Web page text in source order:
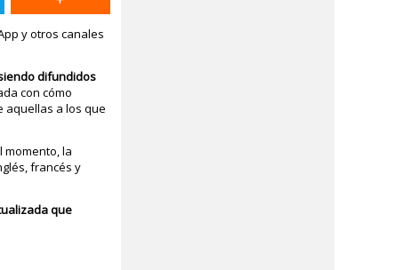
y otros canales
difundidos
con cómo
aquellas a los que
momento, la
francés y
que